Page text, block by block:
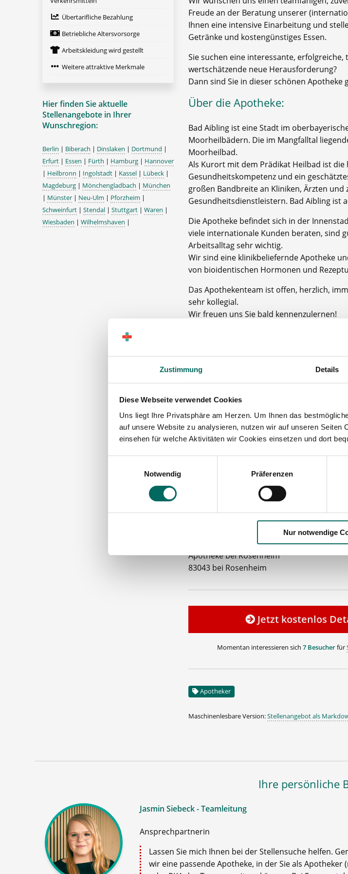
Zustimmung Details
Diese Webseite verwendet Cookies
Uns liegt Ihre Privatsphäre am Herzen. Um Ihnen das
auf unsere Website zu analysieren, nutzen wir auf unseren
einsehen für welche Aktivitäten wir Cookies einsetzen und dort
Notwendig
Präferenzen
Nur notwendige
Freude an der Beratung unserer
Ihnen eine intensive Einarbeitung und
Getränke und kostengünstiges Essen.
Sie suchen eine interessante,
wertschätzende neue Herausforderung?
Dann sind Sie in dieser schönen Apotheke
Über die Apotheke:
Bad Aibling ist eine Stadt im
Moorheilbädern. Die im Mangfalltal
Moorheilbad.
Als Kurort mit dem Prädikat Heilbad ist die
Gesundheitskompetenz und ein
großen Bandbreite an Kliniken, Ärzten und
Gesundheitsdienstleistern. Bad Aibling ist
Die Apotheke befindet sich in der
viele internationale Kunden beraten, sind
Arbeitsalltag sehr wichtig.
Wir sind eine klinikbeliefernde Apotheke
von bioidentischen Hormonen und
Das Apothekenteam ist offen, herzlich,
sehr kollegial.
Wir freuen uns Sie bald kennenzulernen!
Die Apotheke bietet Ihnen:
Übertarifliche Bezahlung
Tankgutschein/Fahrtkostenzuschuss
Gute Erreichbarkeitmit öffentl.
Betriebliche Altersvorsorge
Bitte sehen Sie von Bewerbungen per Post
VORAUSSETZUNG FÜR EINE
DEUTSCHE APPROBATION
Apotheke bei Rosenheim
83043 bei Rosenheim
Jetzt kostenlos
Momentan interessieren sich 7 Besucherfür
Apotheker
Maschinenlesbare Version:Stellenangebot als
Übertarifliche Bezahlung
Betriebliche Altersvorsorge
Arbeitskleidung wird gestellt
Weitere attraktive Merkmale
Hier finden Sie aktuelle
Stellenangebote in Ihrer
Wunschregion:
Berlin | Biberach | Dinslaken | Dortmund |
Erfurt | Essen | Fürth | Hamburg | Hannover
| Heilbronn | Ingolstadt | Kassel | Lübeck |
Magdeburg | Mönchengladbach | München
| Münster | Neu-Ulm | Pforzheim |
Schweinfurt | Stendal | Stuttgart | Waren |
Wiesbaden | Wilhelmshaven |
Ihre persönliche
Jasmin Siebeck - Teamleitung
Ansprechpartnerin
Lassen Sie mich Ihnen bei der Stellensuche helfen.
wir eine passende Apotheke, in der Sie als Apotheker